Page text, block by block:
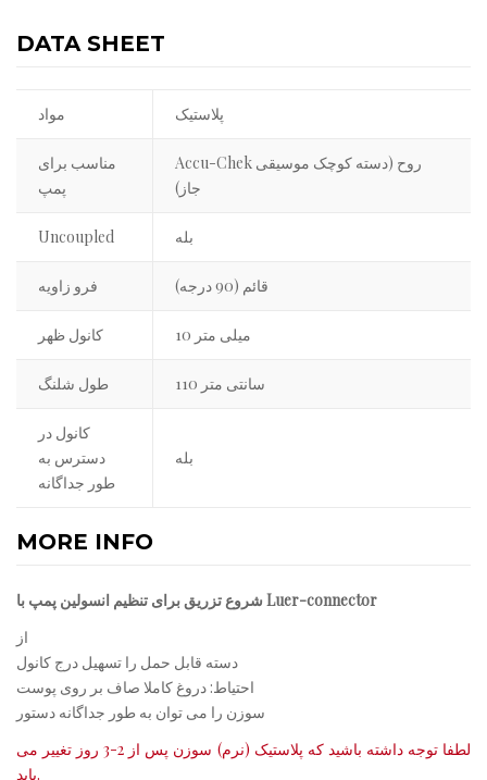
DATA SHEET
مواد پلاستیک
مناسب برای
پمپ
Accu-Chek روح (دسته کوچک موسیقی
جاز)
Uncoupled بله
فرو زاویه قائم (90 درجه)
کانول ظهر 10 میلی متر
طول شلنگ 110 سانتی متر
کانول در
دسترس به
طور جداگانه
بله
MORE INFO
شروع تزریق برای تنظیم انسولین پمپ با Luer-connector
از
دسته قابل حمل را تسهیل درج کانول
احتیاط: دروغ کاملا صاف بر روی پوست
سوزن را می توان به طور جداگانه دستور
لطفا توجه داشته باشید که پلاستیک (نرم) سوزن پس از 2-3 روز تغییر می
باید.